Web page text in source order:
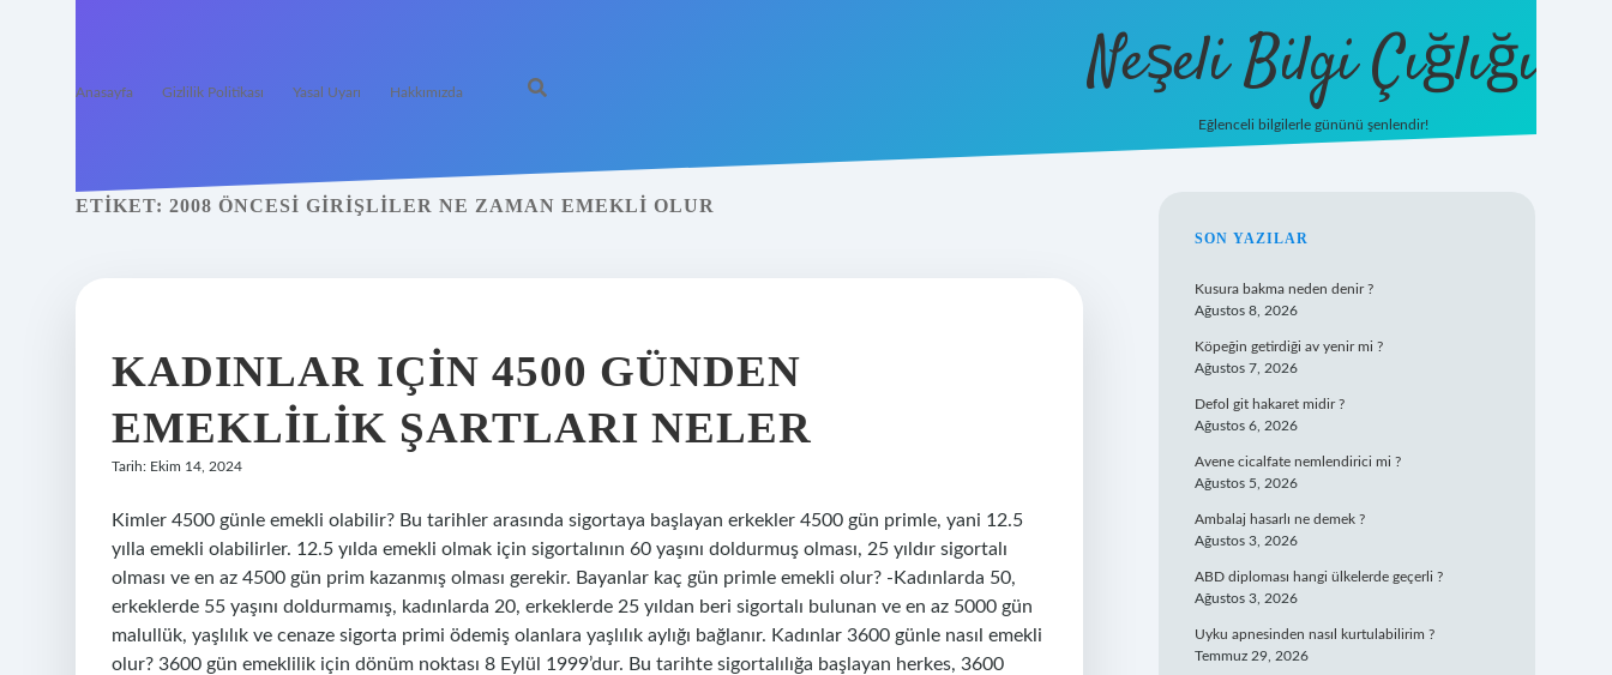
Anasayfa Gizlilik Politikası Yasal Uyarı Hakkımızda Neşeli Bilgi Çığlığı
Eğlenceli bilgilerle gününü şenlendir!
ETIKET: 2008 ÖNCESI GIRIŞLILER NE ZAMAN EMEKLI OLUR
KADINLAR IÇIN 4500 GÜNDEN
EMEKLILIK ŞARTLARI NELER
Tarih: Ekim 14, 2024
Kimler 4500 günle emekli olabilir? Bu tarihler arasında sigortaya başlayan erkekler 4500 gün primle, yani 12.5
yılla emekli olabilirler. 12.5 yılda emekli olmak için sigortalının 60 yaşını doldurmuş olması, 25 yıldır sigortalı
olması ve en az 4500 gün prim kazanmış olması gerekir. Bayanlar kaç gün primle emekli olur? -Kadınlarda 50,
erkeklerde 55 yaşını doldurmamış, kadınlarda 20, erkeklerde 25 yıldan beri sigortalı bulunan ve en az 5000 gün
malullük, yaşlılık ve cenaze sigorta primi ödemiş olanlara yaşlılık aylığı bağlanır. Kadınlar 3600 günle nasıl emekli
olur? 3600 gün emeklilik için dönüm noktası 8 Eylül 1999’dur. Bu tarihte sigortalılığa başlayan herkes, 3600
SIDEBAR
SON YAZILAR
Kusura bakma neden denir ?
Ağustos 8, 2026
Köpeğin getirdiği av yenir mi ?
Ağustos 7, 2026
Defol git hakaret midir ?
Ağustos 6, 2026
Avene cicalfate nemlendirici mi ?
Ağustos 5, 2026
Ambalaj hasarlı ne demek ?
Ağustos 3, 2026
ABD diploması hangi ülkelerde geçerli ?
Ağustos 3, 2026
Uyku apnesinden nasıl kurtulabilirim ?
Temmuz 29, 2026